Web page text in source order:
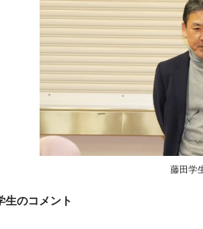
藤田学
生のコメント